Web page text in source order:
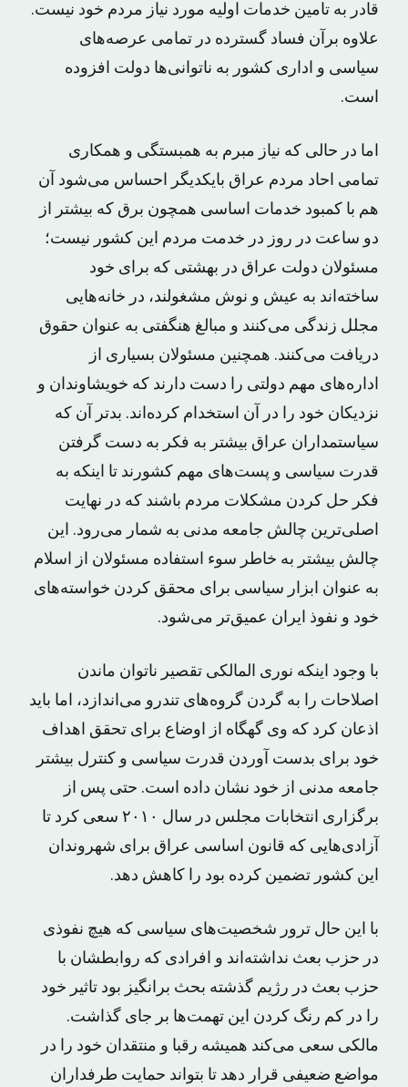
قادر به تامین خدمات اولیه مورد نیاز مردم خود نیست.
علاوه برآن فساد گسترده در تمامی عرصه‌های
سیاسی و اداری کشور به ناتوانی‌ها دولت افزوده
است.
اما در حالی که نیاز مبرم به همبستگی و همکاری
تمامی احاد مردم عراق بایکدیگر احساس می‌شود آن
هم با کمبود خدمات اساسی همچون برق که بیشتر از
دو ساعت در روز در خدمت مردم این کشور نیست؛
مسئولان دولت عراق در بهشتی که برای خود
ساخته‌اند به عیش و نوش مشغولند، در خانه‌هایی
مجلل زندگی می‌کنند و مبالغ هنگفتی به عنوان حقوق
دریافت می‌کنند. همچنین مسئولان بسیاری از
اداره‌های مهم دولتی را دست دارند که خویشاوندان و
نزدیکان خود را در آن استخدام کرده‌اند. بدتر آن‌ که
سیاستمداران عراق بیشتر به فکر به دست گرفتن
قدرت سیاسی و پست‌های مهم کشورند تا اینکه به
فکر حل کردن مشکلات مردم باشند که در نهایت
اصلی‌ترین چالش جامعه مدنی به شمار می‌رود. این
چالش بیشتر به خاطر سوء استفاده مسئولان از اسلام
به عنوان ابزار سیاسی برای محقق کردن خواسته‌های
خود و نفوذ ایران عمیق‌تر می‌شود.
با وجود اینکه نوری المالکی تقصیر ناتوان ماندن
اصلاحات را به گردن گروه‌های تندرو می‌اندازد، اما باید
اذعان کرد که وی گهگاه از اوضاع برای تحقق اهداف
خود برای بدست آوردن قدرت سیاسی و کنترل بیشتر
جامعه مدنی از خود نشان داده است. حتی پس از
برگزاری انتخابات مجلس در سال ۲۰۱۰ سعی کرد تا
آزادی‌هایی که قانون اساسی عراق برای شهروندان
این کشور تضمین کرده بود را کاهش دهد.
با این حال ترور شخصیت‌های سیاسی که هیچ نفوذی
در حزب بعث نداشته‌اند و افرادی که روابطشان با
حزب بعث در رژیم گذشته بحث برانگیز بود تاثیر خود
را در کم رنگ کردن این تهمت‌ها بر جای گذاشت.
مالکی سعی می‌کند همیشه رقبا و منتقدان خود را در
مواضع ضعیفی قرار دهد تا بتواند حمایت طرفداران